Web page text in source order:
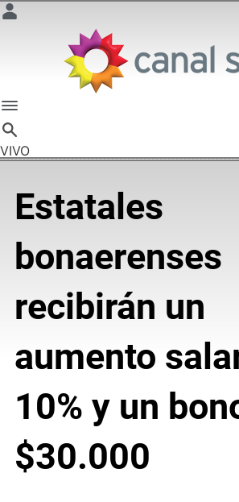
VIVO
Estatales
bonaerenses
recibirán un
aumento
10% y un
$30.000